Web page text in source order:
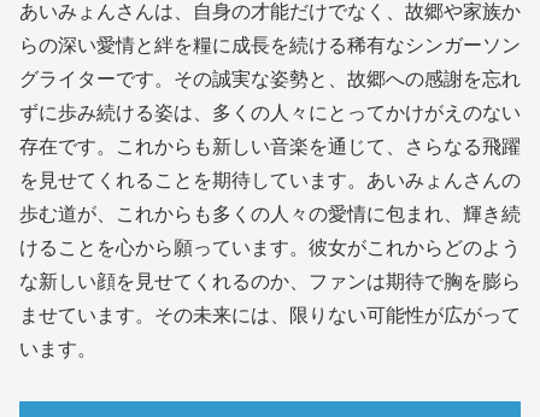
あいみょんさんは、自身の才能だけでなく、故郷や家族か
らの深い愛情と絆を糧に成長を続ける稀有なシンガーソン
グライターです。その誠実な姿勢と、故郷への感謝を忘れ
ずに歩み続ける姿は、多くの人々にとってかけがえのない
存在です。これからも新しい音楽を通じて、さらなる飛躍
を見せてくれることを期待しています。あいみょんさんの
歩む道が、これからも多くの人々の愛情に包まれ、輝き続
けることを心から願っています。彼女がこれからどのよう
な新しい顔を見せてくれるのか、ファンは期待で胸を膨ら
ませています。その未来には、限りない可能性が広がって
います。